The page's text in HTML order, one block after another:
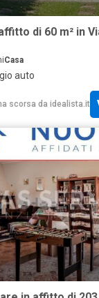
di 60 m² in
Casa
auto
scorsa da idealista.it